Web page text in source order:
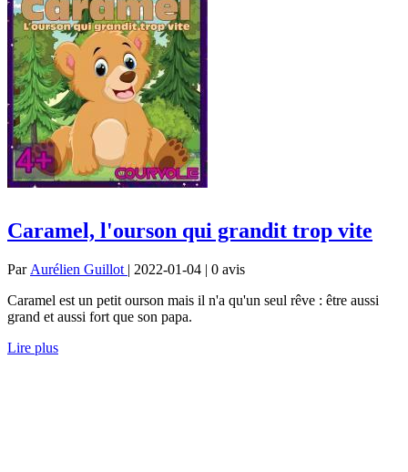
Caramel, l'ourson qui grandit trop vite
Par Aurélien Guillot | 2022-01-04 | 0 avis
Caramel est un petit ourson mais il n'a qu'un seul rêve : être aussi
grand et aussi fort que son papa.
Lire plus